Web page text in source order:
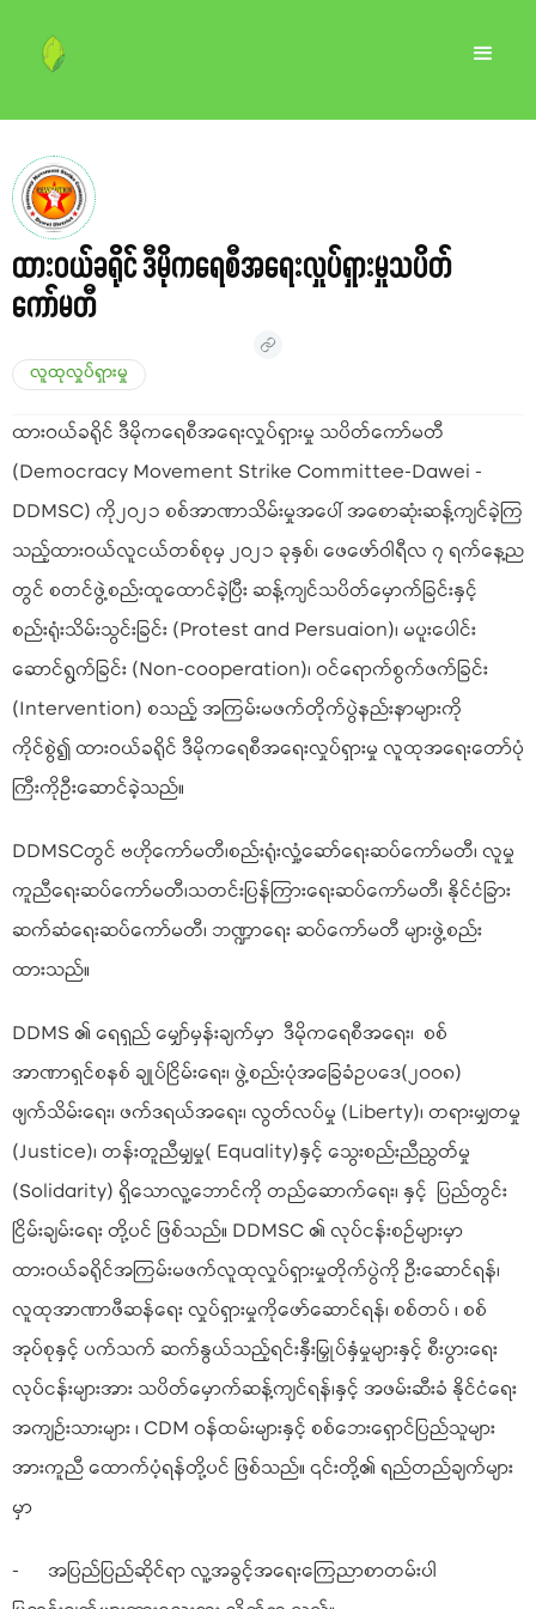
ထားဝယ်ခရိုင် ဒီမိုကရေစီအရေးလှုပ်ရှားမှုသပိတ်
ကော်မတီ
လူထုလှုပ်ရှားမှု
ထားဝယ်ခရိုင် ဒီမိုကရေစီအရေးလှုပ်ရှားမှု သပိတ်ကော်မတီ
(Democracy Movement Strike Committee-Dawei -
DDMSC) ကို၂၀၂၁ စစ်အာဏာသိမ်းမှုအပေါ် အစောဆုံးဆန့်ကျင်ခဲ့ကြ
သည့်ထားဝယ်လူငယ်တစ်စုမှ ၂၀၂၁ ခုနှစ်၊ ဖေဖော်ဝါရီလ ၇ ရက်နေ့ည
တွင် စတင်ဖွဲ့စည်းထူထောင်ခဲ့ပြီး ဆန့်ကျင်သပိတ်မှောက်ခြင်းနှင့်
စည်းရုံးသိမ်းသွင်းခြင်း (Protest and Persuaion)၊ မပူးပေါင်း
ဆောင်ရွက်ခြင်း (Non-cooperation)၊ ဝင်ရောက်စွက်ဖက်ခြင်း
(Intervention) စသည့် အကြမ်းမဖက်တိုက်ပွဲနည်းနာများကို
ကိုင်စွဲ၍ ထားဝယ်ခရိုင် ဒီမိုကရေစီအရေးလှုပ်ရှားမှု လူထုအရေးတော်ပုံ
ကြီးကိုဦးဆောင်ခဲ့သည်။
DDMSCတွင် ဗဟိုကော်မတီ၊စည်းရုံးလှုံ့ဆော်ရေးဆပ်ကော်မတီ၊ လူမှု
ကူညီရေးဆပ်ကော်မတီ၊သတင်းပြန်ကြားရေးဆပ်ကော်မတီ၊ နိုင်ငံခြား
ဆက်ဆံရေးဆပ်ကော်မတီ၊ ဘဏ္ဍာရေး ဆပ်ကော်မတီ များဖွဲ့စည်း
ထားသည်။
DDMS ၏ ရေရှည် မျှော်မှန်းချက်မှာ ဒီမိုကရေစီအရေး၊ စစ်
အာဏာရှင်စနစ် ချုပ်ငြိမ်းရေး၊ ဖွဲ့စည်းပုံအခြေခံဥပဒေ(၂၀၀၈)
ဖျက်သိမ်းရေး၊ ဖက်ဒရယ်အရေး၊ လွတ်လပ်မှု (Liberty)၊ တရားမျှတမှု
(Justice)၊ တန်းတူညီမျှမှု( Equality)နှင့် သွေးစည်းညီညွတ်မှု
(Solidarity) ရှိသောလူ့ဘောင်ကို တည်ဆောက်ရေး၊ နှင့် ပြည်တွင်း
ငြိမ်းချမ်းရေး တို့ပင် ဖြစ်သည်။ DDMSC ၏ လုပ်ငန်းစဉ်များမှာ
ထားဝယ်ခရိုင်အကြမ်းမဖက်လူထုလှုပ်ရှားမှုတိုက်ပွဲကို ဦးဆောင်ရန်၊
လူထုအာဏာဖီဆန်ရေး လှုပ်ရှားမှုကိုဖော်ဆောင်ရန်၊ စစ်တပ် ၊ စစ်
အုပ်စုနှင့် ပက်သက် ဆက်နွယ်သည့်ရင်းနှီးမြှုပ်နှံမှုများနှင့် စီးပွားရေး
လုပ်ငန်းများအား သပိတ်မှောက်ဆန့်ကျင်ရန်၊နှင့် အဖမ်းဆီးခံ နိုင်ငံရေး
အကျဉ်းသားများ ၊ CDM ဝန်ထမ်းများနှင့် စစ်ဘေးရှောင်ပြည်သူများ
အားကူညီ ထောက်ပံ့ရန်တို့ပင် ဖြစ်သည်။ ၎င်းတို့၏ ရည်တည်ချက်များ
မှာ
- အပြည်ပြည်ဆိုင်ရာ လူ့အခွင့်အရေးကြေညာစာတမ်းပါ